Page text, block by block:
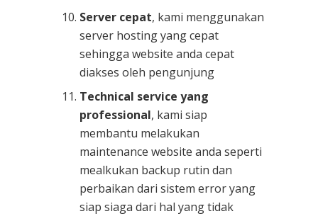
Server cepat, kami menggunakan
server hosting yang cepat
sehingga website anda cepat
diakses oleh pengunjung
Technical service yang
professional, kami siap
membantu melakukan
maintenance website anda seperti
mealkukan backup rutin dan
perbaikan dari sistem error yang
siap siaga dari hal yang tidak